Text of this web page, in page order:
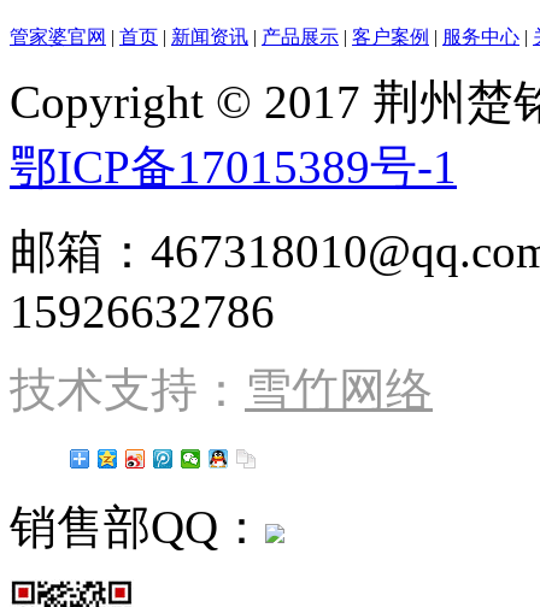
管家婆官网 | 首页 | 新闻资讯 | 产品展示 | 客户案例 | 服务中心 |
Copyright © 2017 荆州
鄂ICP备17015389号-1
邮箱：
15926632786
技术支持： 雪竹网络
销售部QQ：